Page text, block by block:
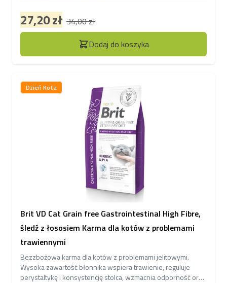
27,20 zł 34,00 zł
Dodaj do koszyka
Brit VD Cat Grain free Gastrointestinal High Fibre,
śledź z łososiem Karma dla kotów z problemami
trawiennymi
Bezzbożowa karma dla kotów z problemami jelitowymi.
Wysoka zawartość błonnika wspiera trawienie, reguluje
perystaltykę i konsystencję stolca, wzmacnia odporność oraz
Dzień Kota